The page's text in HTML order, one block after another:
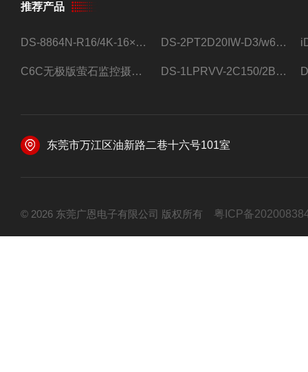
推荐产品
DS-8864N-R16/4K-16×4T/希捷16盘位录像机 DS-2PT2D20IW-D3/w64路高清硬盘录像机
C6C无极版萤石监控摄像头 DS-1LPRVV-2C150/2B监控室外夜视高清电源线护套线200米/卷
东莞市万江区油新路二巷十六号101室
© 2026 东莞广恩电子有限公司 版权所有 粤ICP备